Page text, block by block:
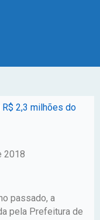
R$ 2,3 milhões do
2018
passado, a
pela Prefeitura de